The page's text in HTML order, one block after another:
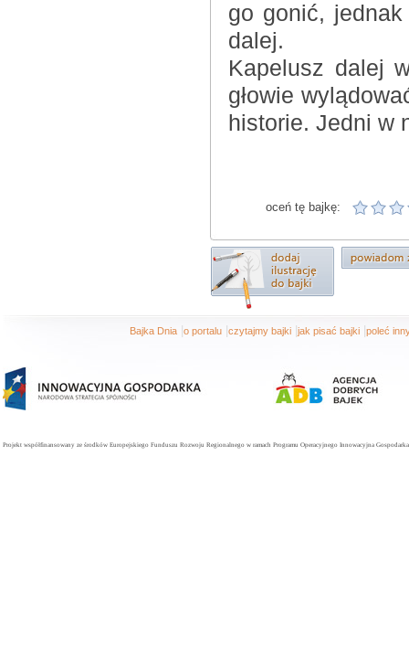
go gonić, jednak
dalej.
Kapelusz dalej
głowie
historie. Jedni w
oceń tę bajkę:
Bajka Dnia o portalu czytajmy bajki jak pisać bajki poleć
Projekt współfinansowany ze środków Europejskiego Funduszu Rozwoju Regionalnego w ramach Programu Operacyjnego Innowacyjna